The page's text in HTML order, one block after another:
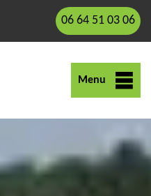
06 64 51 03 06
Menu